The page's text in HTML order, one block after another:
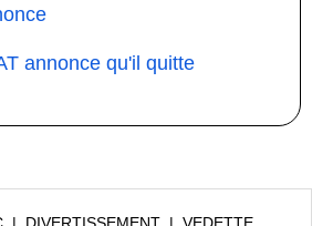
annonce qu'il quitte